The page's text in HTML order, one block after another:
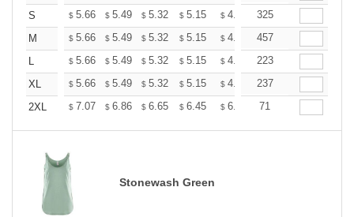
S
$ 5.66 $ 5.49 $ 5.32 $ 5.15 $ 4.99 $4.90
325
M
$ 5.66 $ 5.49 $ 5.32 $ 5.15 $ 4.99 $4.90
457
L
$ 5.66 $ 5.49 $ 5.32 $ 5.15 $ 4.99 $4.90
223
XL
$ 5.66 $ 5.49 $ 5.32 $ 5.15 $ 4.99 $4.90
237
2XL
$ 7.07 $ 6.86 $ 6.65 $ 6.45 $ 6.24 $6.13
71
Stonewash Green